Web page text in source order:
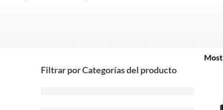
Filtrar por Categorías del producto